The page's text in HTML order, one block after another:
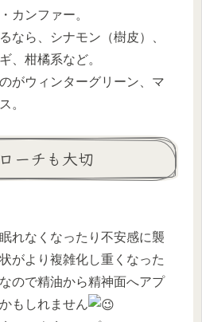
カンファー。
なら、シナモン（樹皮）、
、柑橘系など。
がウィンターグリーン、マ
。
ーチも大切
れなくなったり不安感に襲
がより複雑化し重くなった
ので精油から精神面へアプ
もしれません